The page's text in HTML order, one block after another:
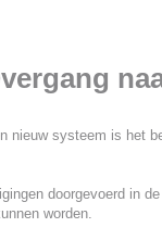
zijn ze echter
zijn.
wij,
nieuw systeem is het
doorgevoerd in
worden.